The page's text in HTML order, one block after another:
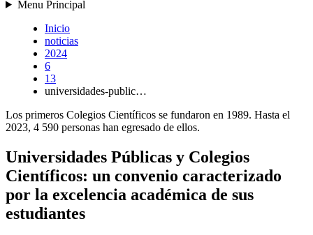
Menu Principal
Inicio
noticias
2024
6
13
universidades-public…
Los primeros Colegios Científicos se fundaron en 1989. Hasta el
2023, 4 590 personas han egresado de ellos.
Universidades Públicas y Colegios
Científicos: un convenio caracterizado
por la excelencia académica de sus
estudiantes